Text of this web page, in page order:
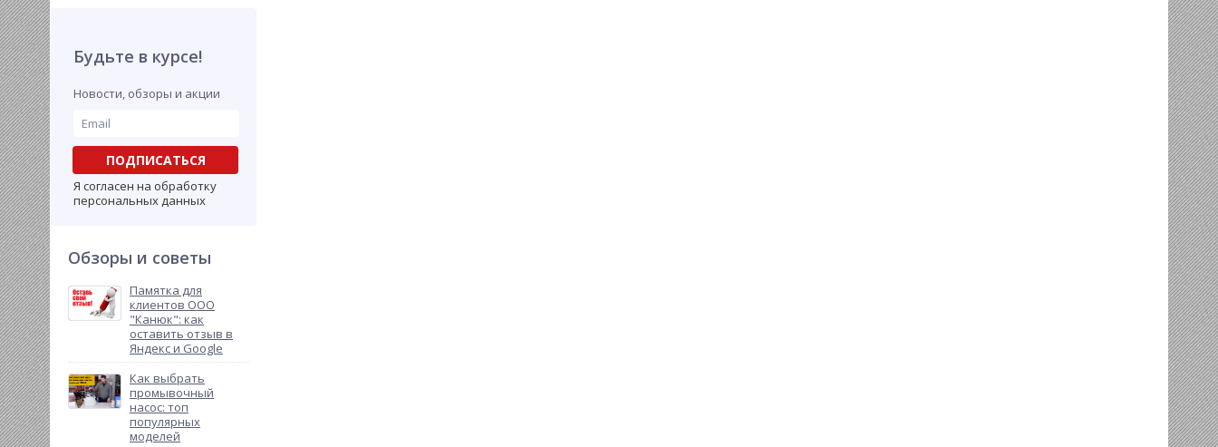
Будьте в курсе!
Новости, обзоры и акции
ПОДПИСАТЬСЯ
Я согласен на обработку
персональных данных
Обзоры и советы
Памятка для
клиентов ООО
"Канюк": как
оставить отзыв в
Яндекс и Google
Как выбрать
промывочный
насос: топ
популярных
моделей